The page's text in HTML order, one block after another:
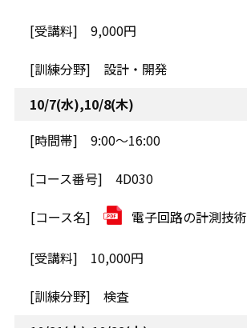
9,000円
設計・開発
10/7(水),10/8(木)
9:00～16:00
4D030
電子回路の計測技術
10,000円
検査